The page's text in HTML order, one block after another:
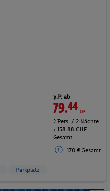
p.P. ab
79.44CHF
2 Pers. / 2 Nächte
/ 158.88 CHF
Gesamt
170 € Gesamt
Parkplatz